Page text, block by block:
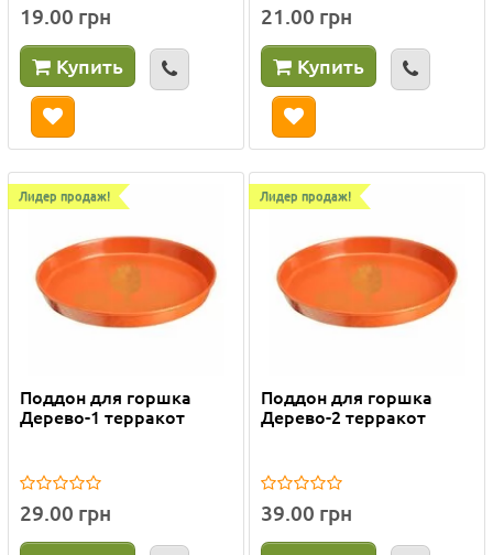
19.00 грн
Купить
21.00 грн
Купить
Лидер продаж!
Поддон для горшка
Дерево-1 терракот
29.00 грн
Лидер продаж!
Поддон для горшка
Дерево-2 терракот
39.00 грн